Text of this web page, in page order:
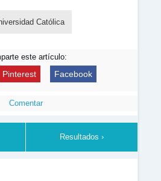
Católica
este artículo:
Pinterest Facebook
Comentar
Resultados ›